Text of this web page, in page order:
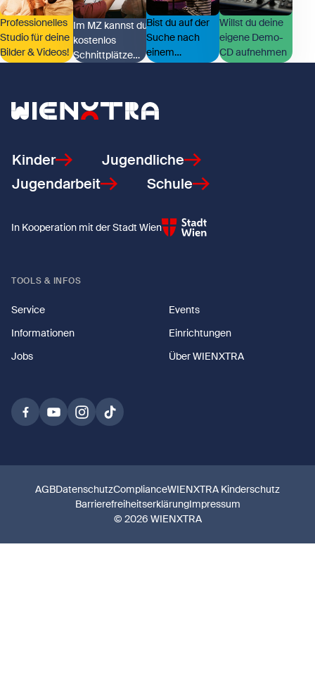
Professionelles
Studio für deine
Bilder & Videos!
Im MZ kannst du
kostenlos
Schnittplätze
Bist du auf der
Suche nach
einem
Proberaum?
Willst du deine
eigene Demo-
CD aufnehmen
Zurück zur Startseite
Kinder
Jugendliche
Jugendarbeit
Schule
In Kooperation mit der Stadt Wien
TOOLS & INFOS
Service
Events
Informationen
Einrichtungen
Jobs
Über WIENXTRA
© 2026 WIENXTRA
AGBDatenschutzComplianceWIENXTRA Kinderschutz
BarrierefreiheitserklärungImpressum